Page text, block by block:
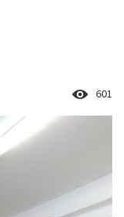
601